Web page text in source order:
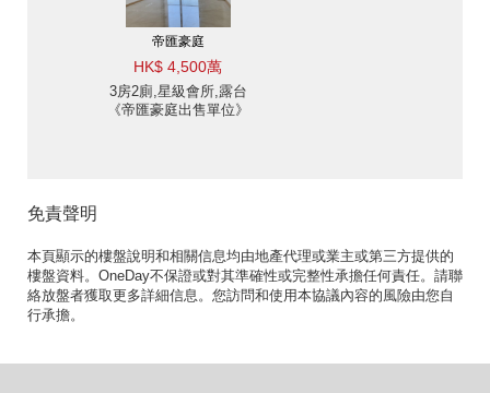
帝匯豪庭
HK$ 4,500萬
3房2廁,星級會所,露台
《帝匯豪庭出售單位》
免責聲明
本頁顯示的樓盤說明和相關信息均由地產代理或業主或第三方提供的
樓盤資料。OneDay不保證或對其準確性或完整性承擔任何責任。請聯
絡放盤者獲取更多詳細信息。您訪問和使用本協議內容的風險由您自
行承擔。